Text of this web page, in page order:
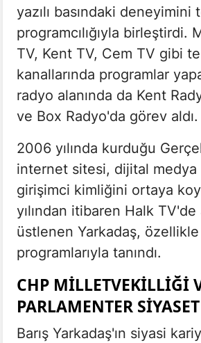
yazılı basındaki deneyimini
programcılığıyla birleştirdi.
TV, Kent TV, Cem TV gibi
kanallarında programlar
radyo alanında da Kent
ve Box Radyo'da görev aldı.
2006 yılında kurduğu
internet sitesi, dijital medya
girişimci kimliğini ortaya
yılından itibaren Halk
üstlenen Yarkadaş,
programlarıyla tanındı.
CHP MILLETVEKILLIĞI
PARLAMENTER SIYASET
Barış Yarkadaş'ın siyasi